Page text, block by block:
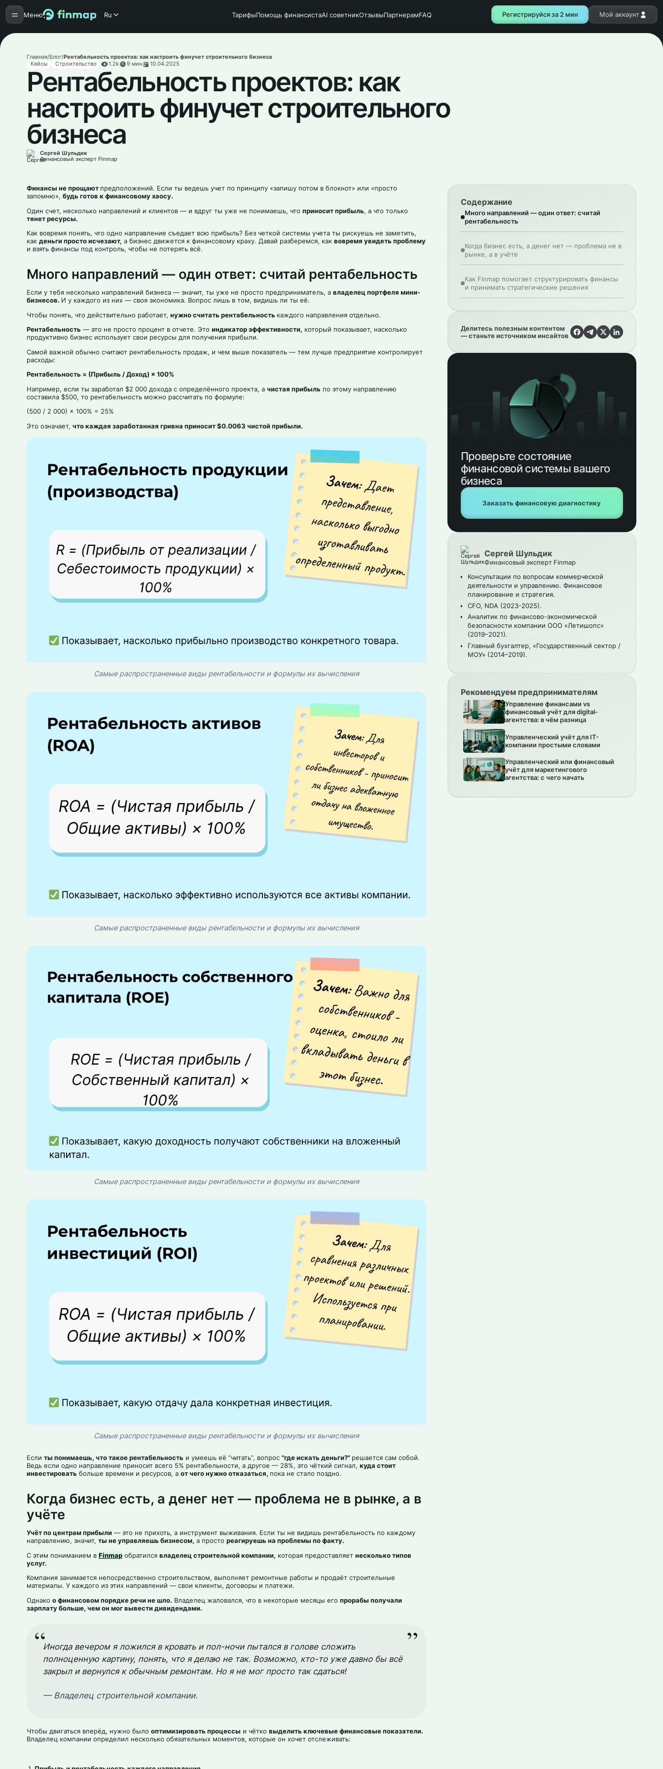
Меню Ru ТарифыПомощь финансистаAI советникОтзывыПартнерамFAQ Регистрируйся за 2 мин Мой аккаунт
Главная/Блог/Рентабельность проектов: как настроить финучет строительного бизнеса
Кейсы
Строительство 1.2k 9 мин 10.04.2025
Рентабельность проектов: как
настроить финучет строительного
бизнеса
Сергей Шульдик
Финансовый эксперт Finmap
Финансы не прощают предположений. Если ты ведешь учет по принципу «запишу потом в блокнот» или «просто
запомню», будь готов к финансовому хаосу.
Один счет, несколько направлений и клиентов — и вдруг ты уже не понимаешь, что приносит прибыль, а что только
тянет ресурсы.
Как вовремя понять, что одно направление съедает всю прибыль? Без четкой системы учета ты рискуешь не заметить,
как деньги просто исчезают, а бизнес движется к финансовому краху. Давай разберемся, как вовремя увидеть проблему
и взять финансы под контроль, чтобы не потерять всё.
Много направлений — один ответ: считай рентабельность
Если у тебя несколько направлений бизнеса — значит, ты уже не просто предприниматель, а владелец портфеля мини-
бизнесов. И у каждого из них — своя экономика. Вопрос лишь в том, видишь ли ты её.
Чтобы понять, что действительно работает, нужно считать рентабельность каждого направления отдельно.
Рентабельность — это не просто процент в отчете. Это индикатор эффективности, который показывает, насколько
продуктивно бизнес использует свои ресурсы для получения прибыли.
Самой важной обычно считают рентабельность продаж, и чем выше показатель — тем лучше предприятие контролирует
расходы:
Рентабельность = (Прибыль / Доход) × 100%
Например, если ты заработал $2 000 дохода с определённого проекта, а чистая прибыль по этому направлению
составила $500, то рентабельность можно рассчитать по формуле:
(500 / 2 000) × 100% = 25%
Это означает, что каждая заработанная гривна приносит $0.0063 чистой прибыли.
Самые распространенные виды рентабельности и формулы их вычисления
Самые распространенные виды рентабельности и формулы их вычисления
Самые распространенные виды рентабельности и формулы их вычисления
Самые распространенные виды рентабельности и формулы их вычисления
Если ты понимаешь, что такое рентабельность и умеешь её “читать”, вопрос "где искать деньги?" решается сам собой.
Ведь если одно направление приносит всего 5% рентабельности, а другое — 28%, это чёткий сигнал, куда стоит
инвестировать больше времени и ресурсов, а от чего нужно отказаться, пока не стало поздно.
Когда бизнес есть, а денег нет — проблема не в рынке, а в
учёте
Учёт по центрам прибыли— это не прихоть, а инструмент выживания. Если ты не видишь рентабельность по каждому
направлению, значит, ты не управляешь бизнесом, а просто реагируешь на проблемы по факту.
С этим пониманием в Finmapобратился владелец строительной компании, которая предоставляет несколько типов
услуг.
Компания занимается непосредственно строительством, выполняет ремонтные работы и продаёт строительные
материалы. У каждого из этих направлений — свои клиенты, договоры и платежи.
Однако о финансовом порядке речи не шло. Владелец жаловался, что в некоторые месяцы его прорабы получали
зарплату больше, чем он мог вывести дивидендами.
Иногда вечером я ложился в кровать и пол-ночи пытался в голове сложить
полноценную картину, понять, что я делаю не так. Возможно, кто-то уже давно бы всё
закрыл и вернулся к обычным ремонтам. Но я не мог просто так сдаться!
— Владелец строительной компании.
Чтобы двигаться вперёд, нужно было оптимизировать процессы и чётко выделить ключевые финансовые показатели.
Владелец компании определил несколько обязательных моментов, которые он хочет отслеживать:
Содержание
Много направлений — один ответ: считай
рентабельность
Когда бизнес есть, а денег нет — проблема не в
рынке, а в учёте
Как Finmap помогает структурировать финансы
и принимать стратегические решения
Делитесь полезным контентом
— станьте источником инсайтов
Проверьте состояние
финансовой системы вашего
бизнеса
Заказать финансовую диагностику
Сергей Шульдик
Финансовый эксперт Finmap
Консультации по вопросам коммерческой
деятельности и управлению. Финансовое
планирование и стратегия.
CFO, NDA (2023-2025).
Аналитик по финансово-экономической
безопасности компании ООО «Летишопс»
(2019–2021).
Главный бухгалтер, «Государственный сектор /
МОУ» (2014–2019).
Рекомендуем предпринимателям
Управление финансами vs
финансовый учёт для digital-
агентства: в чём разница
Управленческий учёт для IT-
компании простыми словами
Управленческий или финансовый
учёт для маркетингового
агентства: с чего начать